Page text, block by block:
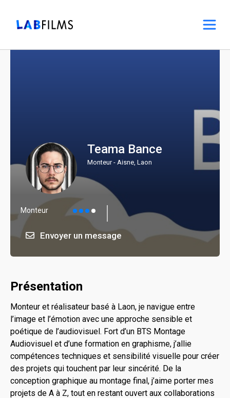
Teama Bance
Monteur - Aisne, Laon
Monteur
Envoyer un message
Présentation
Monteur et réalisateur basé à Laon, je navigue entre
l’image et l’émotion avec une approche sensible et
poétique de l’audiovisuel. Fort d’un BTS Montage
Audiovisuel et d’une formation en graphisme, j’allie
compétences techniques et sensibilité visuelle pour créer
des projets qui touchent par leur sincérité. De la
conception graphique au montage final, j’aime porter mes
projets de A à Z, tout en restant ouvert aux collaborations